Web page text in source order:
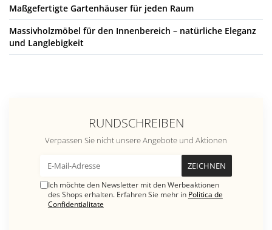
Maßgefertigte Gartenhäuser für jeden Raum
Massivholzmöbel für den Innenbereich – natürliche Eleganz
und Langlebigkeit
RUNDSCHREIBEN
Verpassen Sie nicht unsere Angebote und Aktionen
Ich möchte den Newsletter mit den Werbeaktionen
des Shops erhalten. Erfahren Sie mehr in Politica de
Confidentialitate